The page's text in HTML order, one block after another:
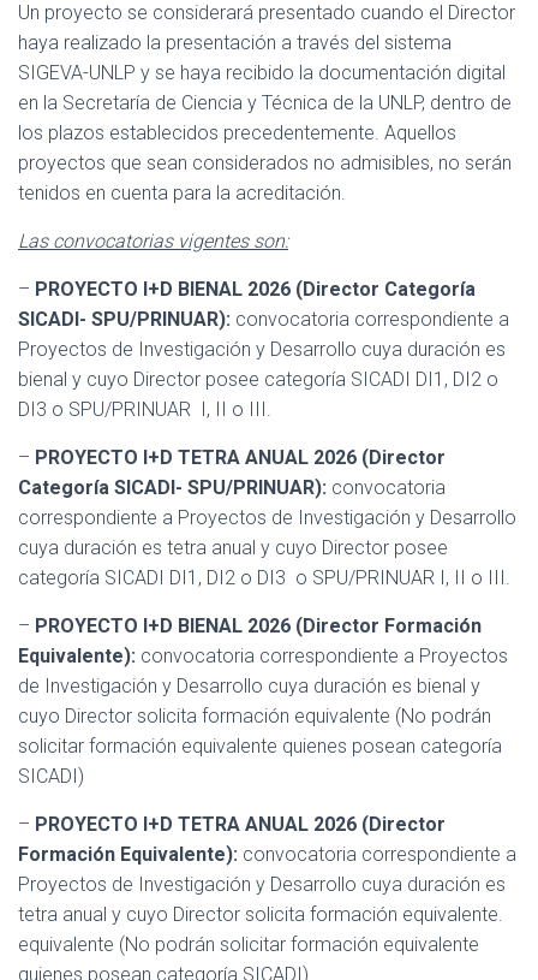
Un proyecto se considerará presentado cuando el Director
haya realizado la presentación a través del sistema
SIGEVA-UNLP y se haya recibido la documentación digital
en la Secretaría de Ciencia y Técnica de la UNLP, dentro de
los plazos establecidos precedentemente. Aquellos
proyectos que sean considerados no admisibles, no serán
tenidos en cuenta para la acreditación.
Las convocatorias vigentes son:
– PROYECTO I+D BIENAL 2026 (Director Categoría
SICADI- SPU/PRINUAR): convocatoria correspondiente a
Proyectos de Investigación y Desarrollo cuya duración es
bienal y cuyo Director posee categoría SICADI DI1, DI2 o
DI3 o SPU/PRINUAR I, II o III.
– PROYECTO I+D TETRA ANUAL 2026 (Director
Categoría SICADI- SPU/PRINUAR): convocatoria
correspondiente a Proyectos de Investigación y Desarrollo
cuya duración es tetra anual y cuyo Director posee
categoría SICADI DI1, DI2 o DI3 o SPU/PRINUAR I, II o III.
– PROYECTO I+D BIENAL 2026 (Director Formación
Equivalente): convocatoria correspondiente a Proyectos
de Investigación y Desarrollo cuya duración es bienal y
cuyo Director solicita formación equivalente (No podrán
solicitar formación equivalente quienes posean categoría
SICADI)
– PROYECTO I+D TETRA ANUAL 2026 (Director
Formación Equivalente): convocatoria correspondiente a
Proyectos de Investigación y Desarrollo cuya duración es
tetra anual y cuyo Director solicita formación equivalente.
equivalente (No podrán solicitar formación equivalente
quienes posean categoría SICADI)